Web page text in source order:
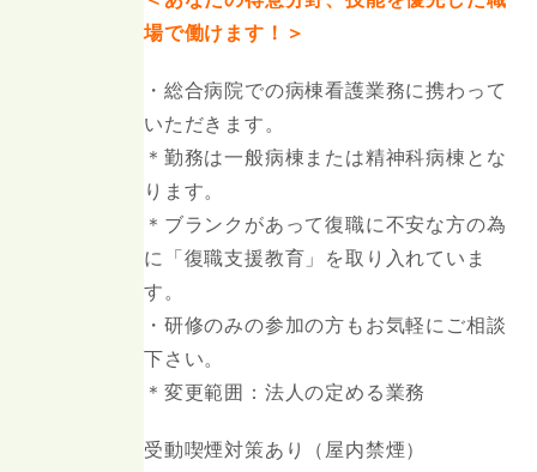
場で働けます！＞
・総合病院での病棟看護業務に携わって
いただきます。
＊勤務は一般病棟または精神科病棟とな
ります。
＊ブランクがあって復職に不安な方の為
に「復職支援教育」を取り入れていま
す。
・研修のみの参加の方もお気軽にご相談
下さい。
＊変更範囲：法人の定める業務
受動喫煙対策あり（屋内禁煙）